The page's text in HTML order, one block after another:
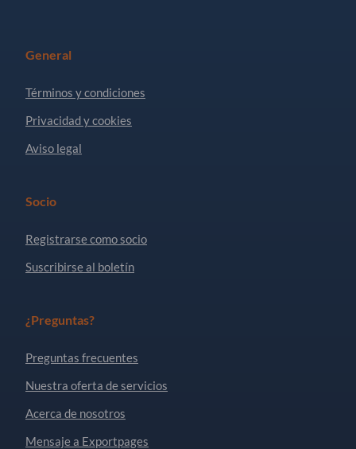
General
Términos y condiciones
Privacidad y cookies
Aviso legal
Socio
Registrarse como socio
Suscribirse al boletín
¿Preguntas?
Preguntas frecuentes
Nuestra oferta de servicios
Acerca de nosotros
Mensaje a Exportpages